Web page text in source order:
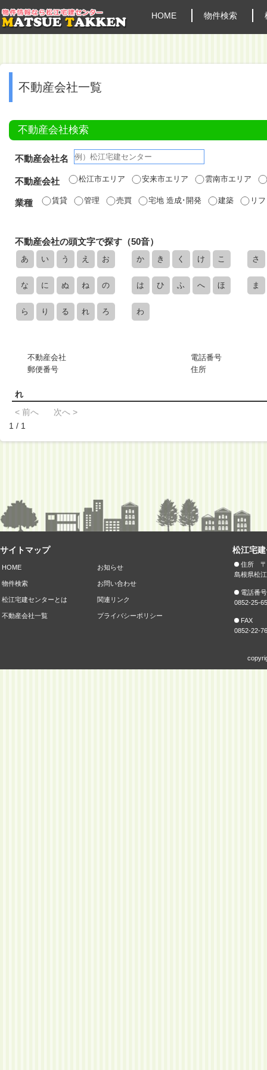
HOME 物件検索
不動産会社一覧
不動産会社検索
不動産会社名
不動産会社 松江市エリア 安来市エリア 雲南市エリア
業種 賃貸 管理 売買 宅地 造成･開発 建築 リ
不動産会社の頭文字で探す（50音）
あ い う え お か き く け こ さ
な に ぬ ね の は ひ ふ へ ほ ま
ら り る れ ろ わ
不動産会社
電話番号
郵便番号
住所
れ
< 前へ
次へ >
1 / 1
サイトマップ
HOME
物件検索
松江宅建センターとは
不動産会社一覧
お知らせ
お問い合わせ
関連リンク
プライバシーポリシー
松江宅
住所 〒
島根県松
電話番号
0852-25-
FAX
0852-22-